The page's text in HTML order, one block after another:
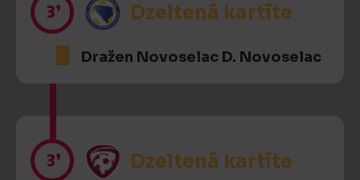
3’ Dzeltenā kartīte
Dražen Novoselac D. Novoselac
3’ Dzeltenā kartīte